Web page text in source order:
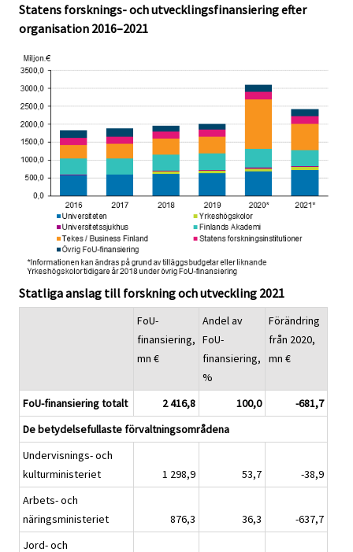
Statens forsknings- och utvecklingsfinansiering efter
organisation 2016–2021
Statliga anslag till forskning och utveckling 2021
FoU-
finansiering,
mn €
Andel av
FoU-
finansiering,
%
Förändring
från 2020,
mn €
FoU-finansiering totalt 2 416,8 100,0
-681,7
De betydelsefullaste förvaltningsområdena
Undervisnings- och
kulturministeriet
1 298,9 53,7
-38,9
Arbets- och
näringsministeriet
876,3 36,3
-637,7
Jord- och